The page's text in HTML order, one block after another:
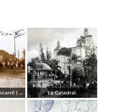
Estacion del Ferrocarril ( Circulada el 26 de Diciembre de 1927 ). La Catedral.